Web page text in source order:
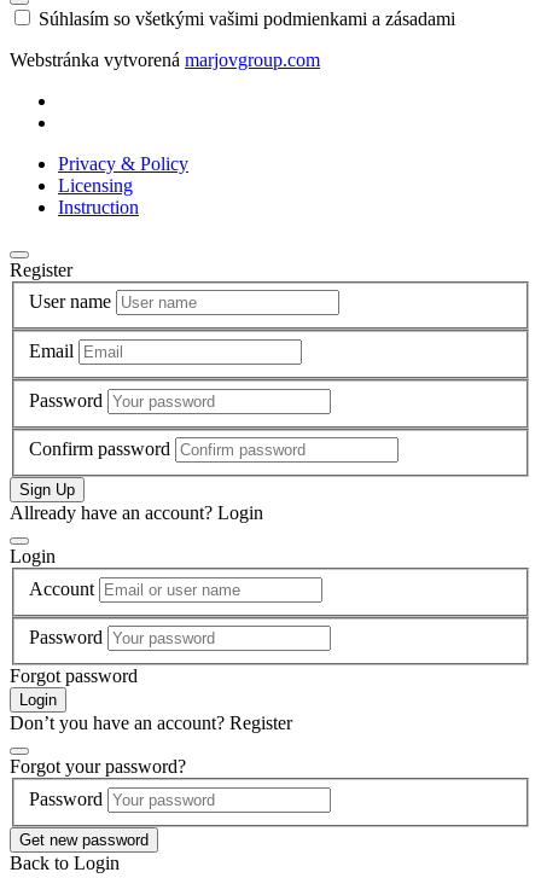
Súhlasím so všetkými vašimi podmienkami a zásadami
Webstránka vytvorená marjovgroup.com
Privacy & Policy
Licensing
Instruction
Register
User name
Email
Password
Confirm password
Sign Up
Allready have an account? Login
Login
Account
Password
Forgot password
Login
Don’t you have an account? Register
Forgot your password?
Password
Get new password
Back to Login